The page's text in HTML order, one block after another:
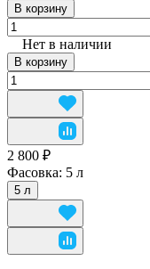
В корзину
Нет в наличии
В корзину
2 800 ₽
Фасовка: 5 л
5 л